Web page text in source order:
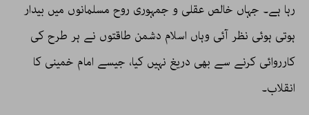
رہا ہے۔ جہاں خالص عقلی و جمہوری روح مسلمانوں میں بیدار
ہوتی ہوئی نظر آئی وہاں اسلام دشمن طاقتوں نے ہر طرح کی
کارروائی کرنے سے بھی دریغ نہیں کیا، جیسے امام خمینی کا
انقلاب۔